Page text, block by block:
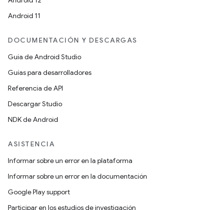
Android 11
DOCUMENTACIÓN Y DESCARGAS
Guía de Android Studio
Guías para desarrolladores
Referencia de API
Descargar Studio
NDK de Android
ASISTENCIA
Informar sobre un error en la plataforma
Informar sobre un error en la documentación
Google Play support
Participar en los estudios de investigación